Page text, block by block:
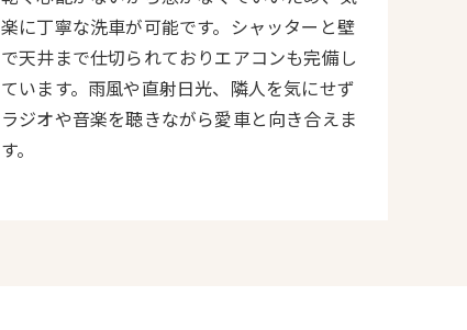
楽に丁寧な洗車が可能です。シャッターと壁
で天井まで仕切られておりエアコンも完備し
ています。雨風や直射日光、隣人を気にせず
ラジオや音楽を聴きながら愛車と向き合えま
す。